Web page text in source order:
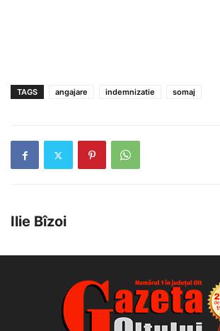
TAGS angajare indemnizatie somaj
Ilie Bîzoi